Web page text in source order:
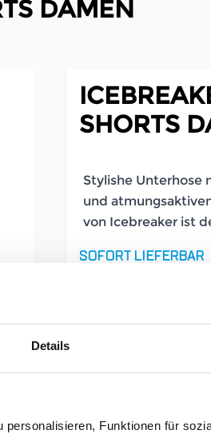
Details
Funktionen für
DAMEN
SHORTS
Stylishe Unterhose
und
von Icebreaker ist
SOFORT LIEFERBAR
Geschlecht